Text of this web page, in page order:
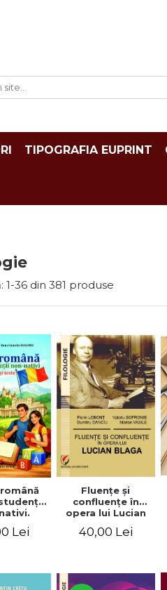
TIPOGRAFIA EUPRINT
1-36 din 381 produse
şi
A1-B2
Lei
Fluenţe şi
confluenţe în
opera lui Lucian
40,00 Lei